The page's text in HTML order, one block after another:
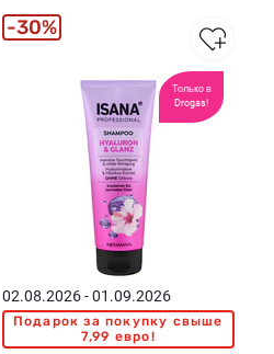
Только в
Drogas!
02.08.2026 - 01.09.2026
Подарок за покупку свыше
7,99 евро!
30%